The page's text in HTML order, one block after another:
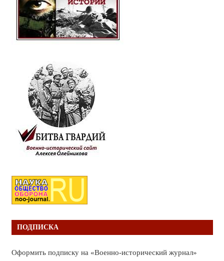
ПОДПИСКА
Оформить подписку на «Военно-исторический журнал»